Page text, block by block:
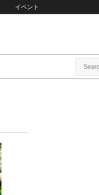
イベント